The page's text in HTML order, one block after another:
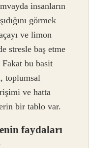
insanların
görmek
ve limon
stresle baş etme
Fakat bu basit
toplumsal
ve hatta
bir tablo var.
faydaları